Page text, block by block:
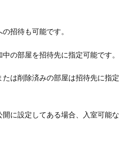
招待も可能です。
の部屋を招待先に指定可能です。
は削除済みの部屋は招待先に指定
に設定してある場合、入室可能な